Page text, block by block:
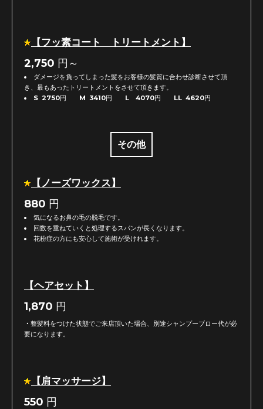
【フッ素コート トリートメント】
2,750 円～
ダメージを負ってしまった髪をお客様の髪質に合わせ診断させて頂
き、最もあったトリートメントをさせて頂きます。
S 2750円 M 3410円 L 4070円 LL 4620円
その他
【ノーズワックス】
880 円
気になるお鼻の毛の脱毛です。
回数を重ねていくと処理するスパンが長くなります。
花粉症の方にも安心して施術が受けれます。
【ヘアセット】
1,870 円
・ 整髪料をつけた状態でご来店頂いた場合、別途シャンプーブロー代が必
要になります。
【肩マッサージ】
550 円